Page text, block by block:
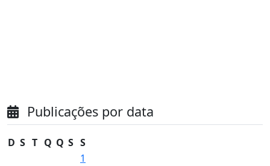
Publicações por data
D S T Q Q S S
1